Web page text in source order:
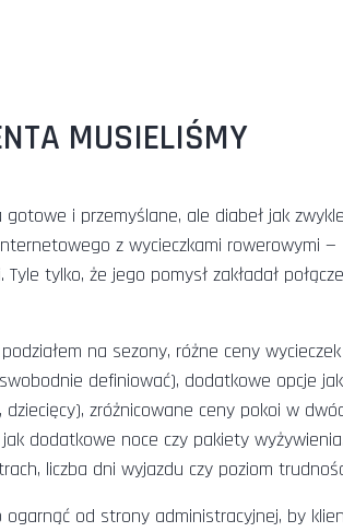
MUSIELIŚMY
i przemyślane, ale diabeł jak zwykle
z wycieczkami rowerowymi —
tylko, że jego pomysł zakładał
na sezony, różne ceny wycieczek
definiować), dodatkowe opcje jak
zróżnicowane ceny pokoi w
dodatkowe noce czy pakiety
liczba dni wyjazdu czy poziom
ogarnąć od strony administracyjnej, by